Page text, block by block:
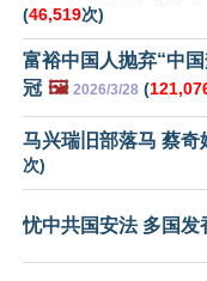
(46,519次)
富裕中国人抛弃“中
冠 🖼️ 2026/3/28 (
马兴瑞旧部落马 蔡
次)
忧中共国安法 多国发